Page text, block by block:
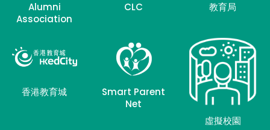
Alumni
Association
CLC 教育局
香港教育城
Smart Parent
Net
虛擬校園